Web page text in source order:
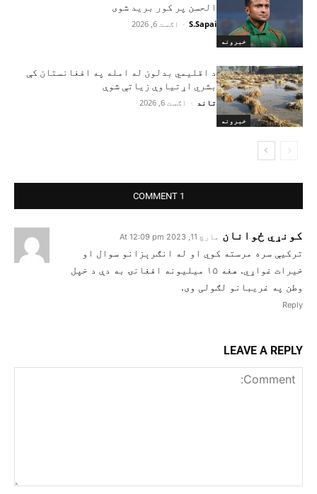
خبرونه
الحسن پر کور برید شوی
S.Sapai
- اګست 6, 2026
خبرونه
د اقلیمي بدلون له امله په افغانستان کې
بشري اړتیاوې زیاتې شوې
تاند - اګست 6, 2026
1 COMMENT
کونړي ځوانان مارچ 11, 2023 At 12:09 pm
ترکيې سره مرسته کوي او له انګرېزانو سوال او
خيرات غواړي. هغه ۱۵ ميليونه افغانۍ به دې د خپل
وطن په غريبانو لګولی وی.
Reply
LEAVE A REPLY